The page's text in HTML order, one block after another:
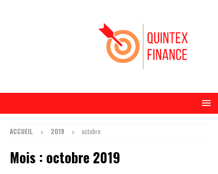
ACCUEIL 2019 octobre
Mois : octobre 2019